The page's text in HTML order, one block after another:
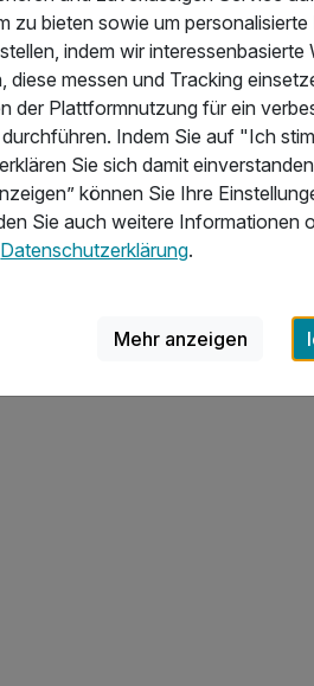
zu bieten sowie um personalisierte
indem wir interessenbasierte
diese messen und Tracking
der Plattformnutzung für ein
durchführen. Indem Sie auf "Ich
Sie sich damit
können Sie Ihre
Sie auch weitere Informationen
Datenschutzerklärung.
Mehr anzeigen